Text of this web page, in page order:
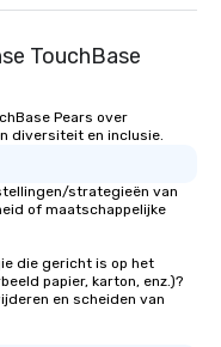
TouchBase
Pears over
diversiteit en inclusie.
strategieën van
of maatschappelijke
die gericht is op het
papier, karton, enz.)?
en scheiden van